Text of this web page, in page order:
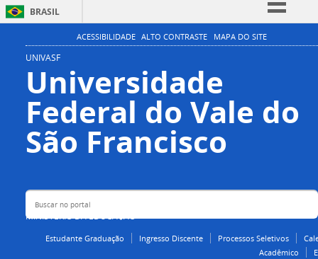
BRASIL
Simplifique!
Participe
Acesso à informação
Legislação
Canais
ACESSIBILIDADE ALTO CONTRASTE MAPA DO SITE
UNIVASF
Universidade
Federal do Vale do
São Francisco
MINISTÉRIO DA EDUCAÇÃO
Buscar no portal
Estudante Graduação Ingresso Discente Processos Seletivos
Acadêmico